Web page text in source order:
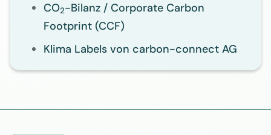
CO2-Bilanz / Corporate Carbon
Footprint (CCF)
Klima Labels von carbon-connect AG